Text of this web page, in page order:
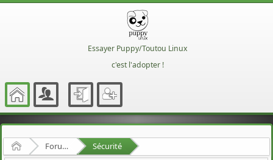
Essayer Puppy/Toutou Linux
c'est l'adopter !
Accueil Forum Francophone de Puppy/Toutou Linux Sécurité